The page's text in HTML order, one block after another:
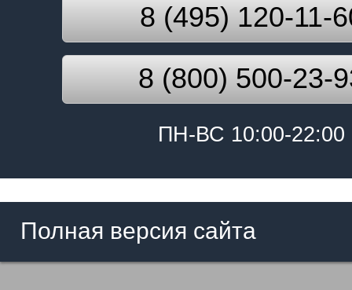
8 (495) 120-11-
8 (800) 500-23-
ПН-ВС 10:00-22:00
Полная версия сайта